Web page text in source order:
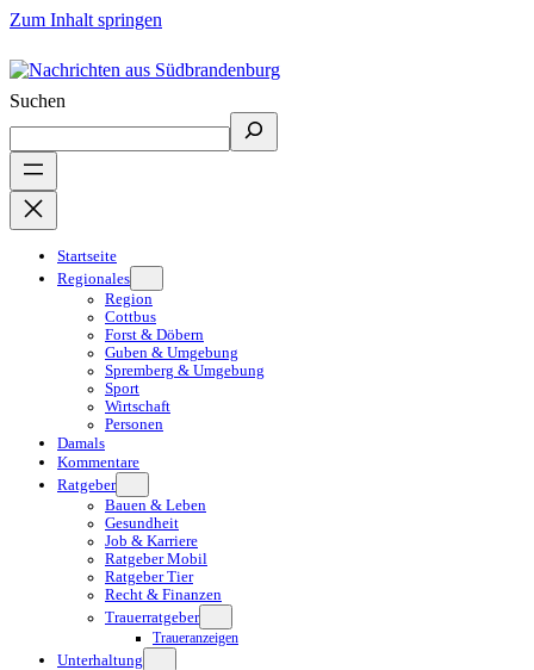
Zum Inhalt springen
Suchen
Startseite
Regionales
Region
Cottbus
Forst & Döbern
Guben & Umgebung
Spremberg & Umgebung
Sport
Wirtschaft
Personen
Damals
Kommentare
Ratgeber
Bauen & Leben
Gesundheit
Job & Karriere
Ratgeber Mobil
Ratgeber Tier
Recht & Finanzen
Trauerratgeber
Traueranzeigen
Unterhaltung